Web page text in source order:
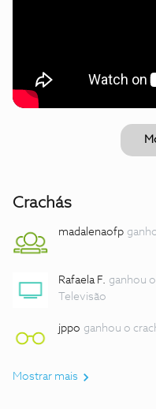
Crachás
madalenaofp
Rafaela F. ganhou
Televisão
jppo ganhou o
Mostrar mais